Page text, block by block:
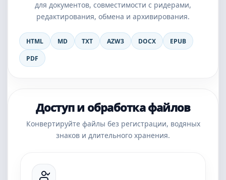
для документов, совместимости с ридерами,
редактирования, обмена и архивирования.
HTML MD TXT AZW3 DOCX
EPUB
PDF
Доступ и обработка файлов
Конвертируйте файлы без регистрации, водяных
знаков и длительного хранения.